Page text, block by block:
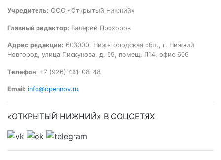
Учредитель: ООО «Открытый Нижний»
Главный редактор: Валерий Прохоров
Адрес редакции: 603000, Нижегородская обл., г. Нижний
Новгород, улица Пискунова, д. 59, помещ. П14, офис 606
Телефон: +7 (926) 461-08-48
Email: info@opennov.ru
«ОТКРЫТЫЙ НИЖНИЙ» В СОЦСЕТЯХ